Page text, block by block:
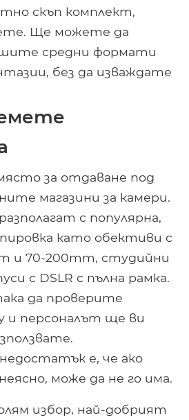
скъп комплект,
Ще можете да
средни формати
без да изваждате
за отдаване под
магазини за камери.
с популярна,
като обективи с
и 70-200mm, студийни
с DSLR с пълна рамка.
да проверите
и персоналът ще ви
е, че ако
може да не го има.
избор, най-добрият